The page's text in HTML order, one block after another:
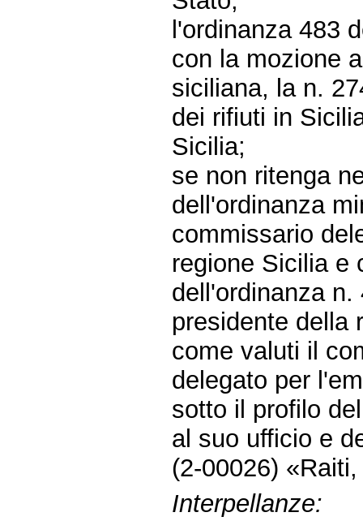
l'ordinanza 483
con la mozione
siciliana, la n.
dei rifiuti in
Sicilia;
se non ritenga
dell'ordinanza
commissario
regione Sicilia e
dell'ordinanza
presidente della
come valuti il
delegato per
sotto il profilo
al suo ufficio e
(2-00026)
Interpellanze: